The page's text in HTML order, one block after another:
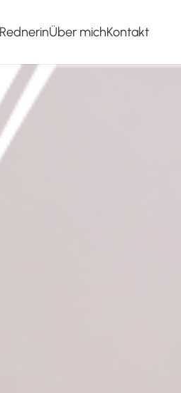
Über michKontakt